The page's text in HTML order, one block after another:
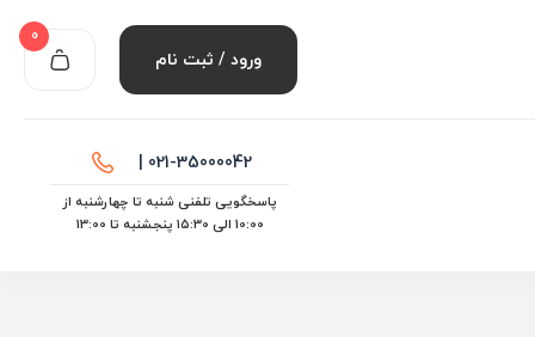
ورود / ثبت نام
0
021-35000042 |
پاسخگویی تلفنی شنبه تا چهارشنبه از
10:00 الی ۱۵:30 پنجشنبه تا 13:00